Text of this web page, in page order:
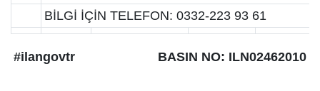
BİLGİ İÇİN TELEFON: 0332-223 93 61
#ilangovtr BASIN NO: ILN02462010